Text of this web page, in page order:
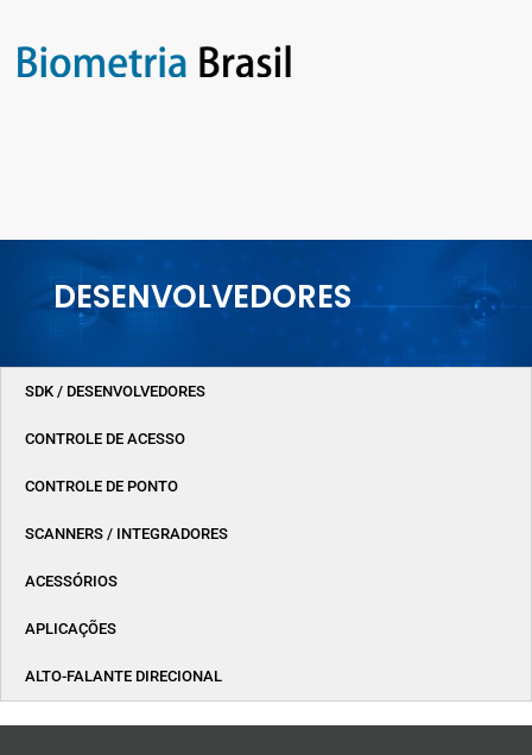
DESENVOLVEDORES
SDK / DESENVOLVEDORES
CONTROLE DE ACESSO
CONTROLE DE PONTO
SCANNERS / INTEGRADORES
ACESSÓRIOS
APLICAÇÕES
ALTO-FALANTE DIRECIONAL